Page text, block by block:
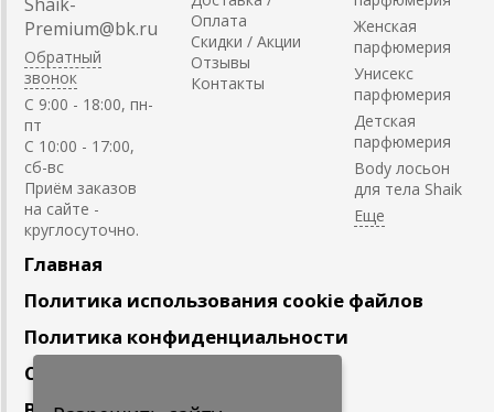
Premium@bk.ru
Обратный
звонок
C 9:00 - 18:00, пн-
пт
С 10:00 - 17:00,
сб-вс
Приём заказов
на сайте -
круглосуточно.
Оплата
Скидки / Акции
Отзывы
Контакты
Женская
парфюмерия
Унисекс
парфюмерия
Детская
парфюмерия
Body лосьон
для тела Shaik
Главная
Политика использования cookie файлов
Политика конфиденциальности
Сотрудничество